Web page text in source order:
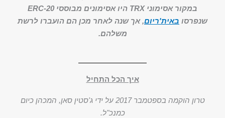
במקור אסימוני TRX היו אסימונים מבוססי ERC-20
שנפרסו באית'ריום, אך שנה לאחר מכן הם הועברו לרשת
משלהם.
איך הכל התחיל
טרון הוקמה בספטמבר 2017 על ידי ג'סטין סאן, המכהן כיום
כמנכ"ל.